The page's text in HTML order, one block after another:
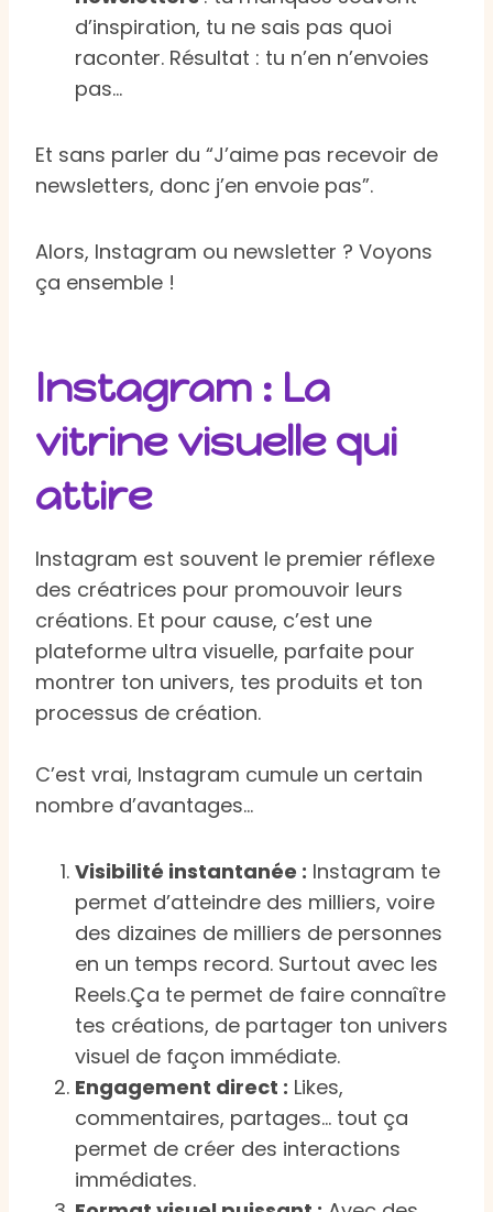
d’inspiration, tu ne sais pas quoi
raconter. Résultat : tu n’en n’envoies
pas…
Et sans parler du “J’aime pas recevoir de
newsletters, donc j’en envoie pas”.
Alors, Instagram ou newsletter ? Voyons
ça ensemble !
Instagram : La
vitrine visuelle qui
attire
Instagram est souvent le premier réflexe
des créatrices pour promouvoir leurs
créations. Et pour cause, c’est une
plateforme ultra visuelle, parfaite pour
montrer ton univers, tes produits et ton
processus de création.
C’est vrai, Instagram cumule un certain
nombre d’avantages…
Visibilité instantanée : Instagram te
permet d’atteindre des milliers, voire
des dizaines de milliers de personnes
en un temps record. Surtout avec les
Reels.Ça te permet de faire connaître
tes créations, de partager ton univers
visuel de façon immédiate.
Engagement direct : Likes,
commentaires, partages… tout ça
permet de créer des interactions
immédiates.